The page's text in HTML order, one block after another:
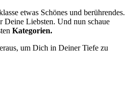
etwas Schönes und berührendes.
Deine Liebsten. Und nun schaue
Kategorien.
um Dich in Deiner Tiefe zu